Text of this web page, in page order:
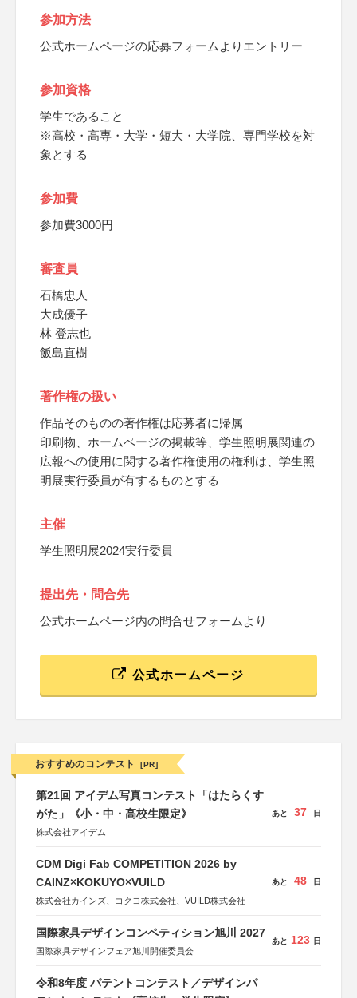
参加方法
公式ホームページの応募フォームよりエントリー
参加資格
学生であること
※高校・高専・大学・短大・大学院、専門学校を対
象とする
参加費
参加費3000円
審査員
石橋忠人
大成優子
林 登志也
飯島直樹
著作権の扱い
作品そのものの著作権は応募者に帰属
印刷物、ホームページの掲載等、学生照明展関連の
広報への使用に関する著作権使用の権利は、学生照
明展実行委員が有するものとする
主催
学生照明展2024実行委員
提出先・問合先
公式ホームページ内の問合せフォームより
公式ホームページ
おすすめのコンテスト [PR]
第21回 アイデム写真コンテスト「はたらくす
がた」《小・中・高校生限定》
株式会社アイデム
あと 37 日
CDM Digi Fab COMPETITION 2026 by
CAINZ×KOKUYO×VUILD
株式会社カインズ、コクヨ株式会社、VUILD株式会社
あと 48 日
国際家具デザインコンペティション旭川 2027
国際家具デザインフェア旭川開催委員会
あと 123 日
令和8年度 パテントコンテスト／デザインパ